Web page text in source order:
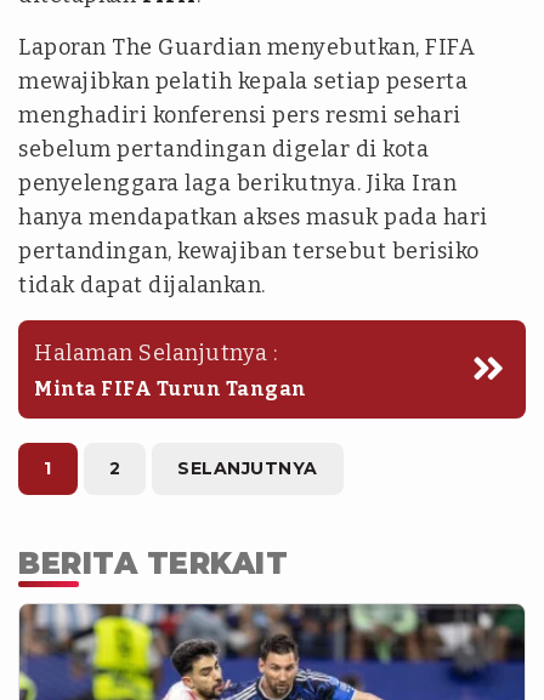
Laporan The Guardian menyebutkan, FIFA
mewajibkan pelatih kepala setiap peserta
menghadiri konferensi pers resmi sehari
sebelum pertandingan digelar di kota
penyelenggara laga berikutnya. Jika Iran
hanya mendapatkan akses masuk pada hari
pertandingan, kewajiban tersebut berisiko
tidak dapat dijalankan.
Halaman Selanjutnya :
Minta FIFA Turun Tangan
1 2 SELANJUTNYA
BERITA TERKAIT